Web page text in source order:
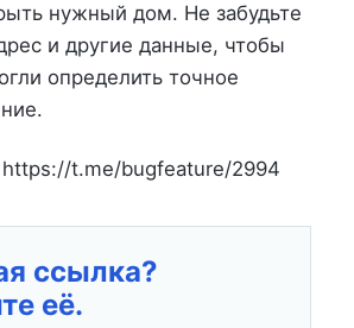
нужный дом. Не забудьте
и другие данные, чтобы
определить точное
https://t.me/bugfeature/2994
ссылка?
её.